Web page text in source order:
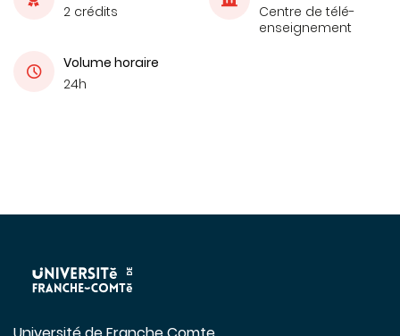
2 crédits
Centre de télé-
enseignement
Volume horaire
24h